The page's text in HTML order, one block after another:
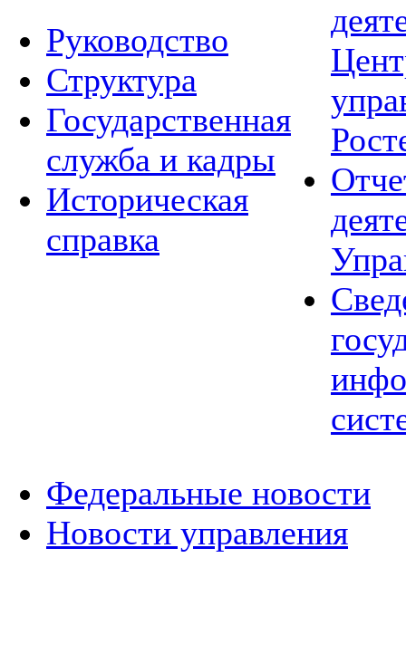
Руководство
Структура
Государственная
служба и кадры
Историческая
справка
Федеральные новости
Новости управления